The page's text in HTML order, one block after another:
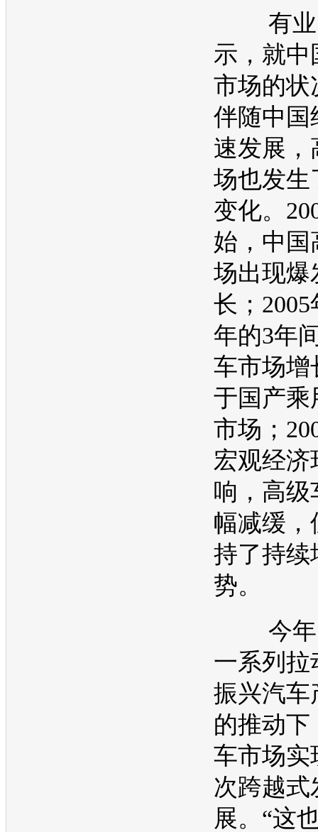
有业
示，就中
市场的状
伴随中国
速发展，
场也发生
变化。
始，中国
场出现爆
长；2005
年的3年
车市场增
于国产乘
市场；
宏观经济
响，高级
幅减缓，
持了持续
势。
今年
一系列拉
振兴汽车
的推动下
车市场实
次跨越式
展。“这